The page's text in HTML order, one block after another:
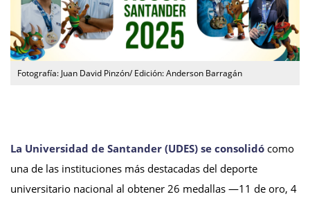
Fotografía: Juan David Pinzón/ Edición: Anderson Barragán
La Universidad de Santander (UDES) se consolidó como
una de las instituciones más destacadas del deporte
universitario nacional al obtener 26 medallas —11 de oro, 4